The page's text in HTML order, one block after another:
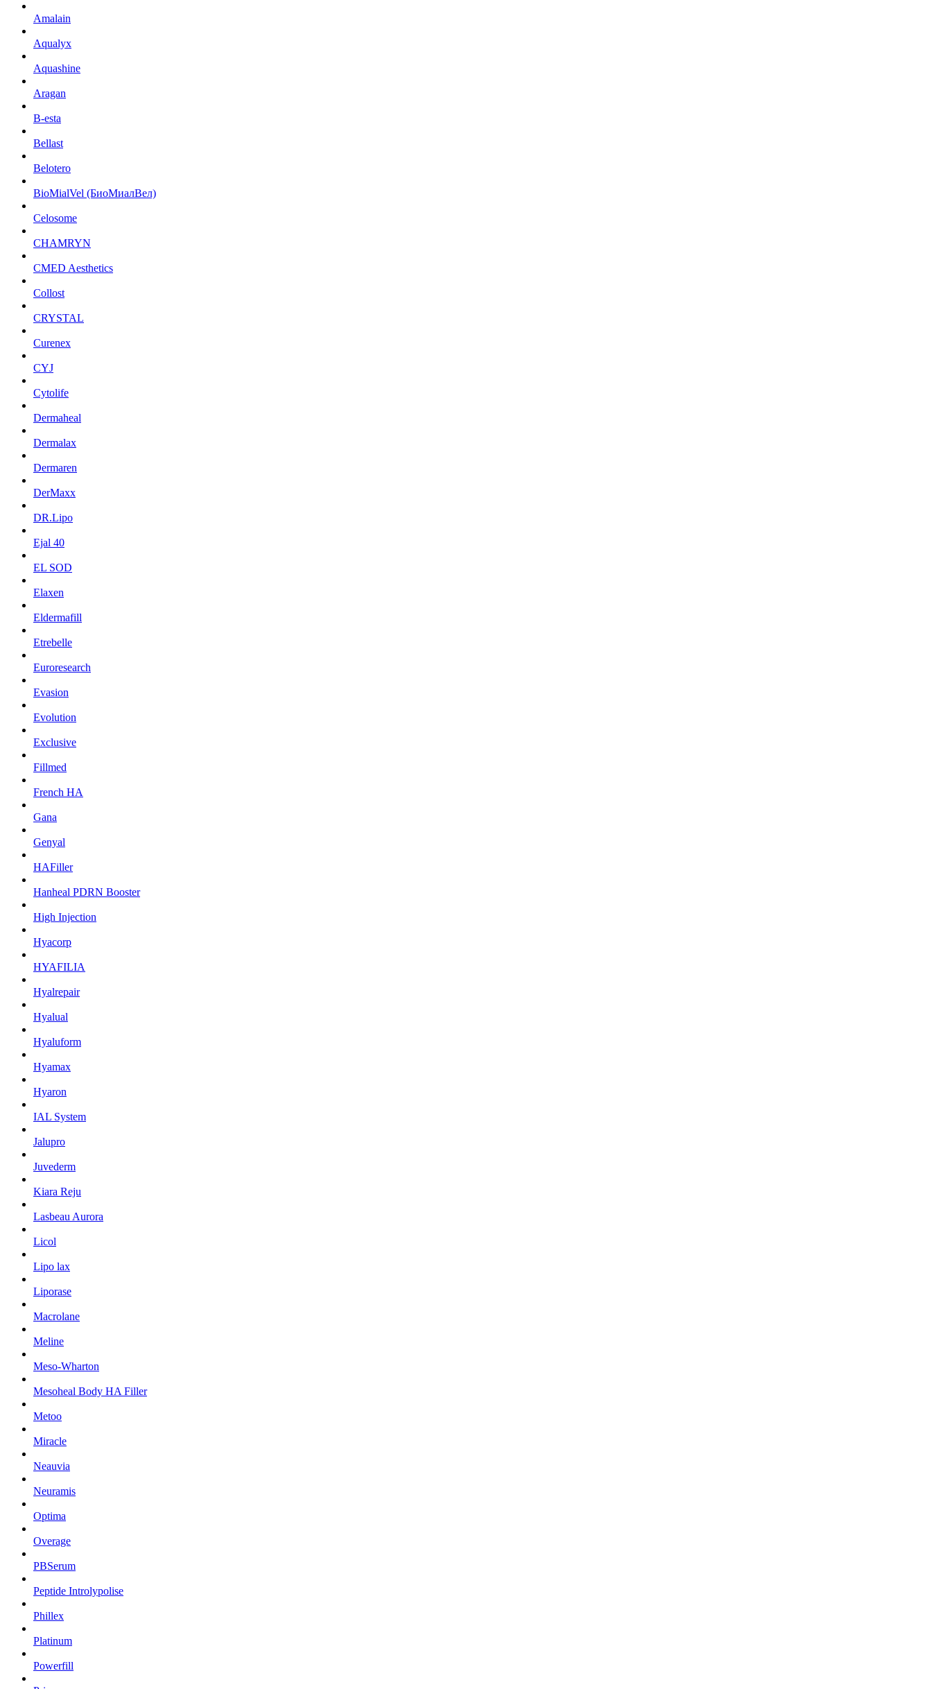
Amalain
Aqualyx
Aquashine
Aragan
B-esta
Bellast
Belotero
BioMialVel (БиоМиалВел)
Celosome
CHAMRYN
CMED Aesthetics
Collost
CRYSTAL
Curenex
CYJ
Cytolife
Dermaheal
Dermalax
Dermaren
DerMaxx
DR.Lipo
Ejal 40
EL SOD
Elaxen
Eldermafill
Etrebelle
Euroresearch
Evasion
Evolution
Exclusive
Fillmed
French HA
Gana
Genyal
HAFiller
Hanheal PDRN Booster
High Injection
Hyacorp
HYAFILIA
Hyalrepair
Hyalual
Hyaluform
Hyamax
Hyaron
IAL System
Jalupro
Juvederm
Kiara Reju
Lasbeau Aurora
Licol
Lipo lax
Liporase
Macrolane
Meline
Meso-Wharton
Mesoheal Body HA Filler
Metoo
Miracle
Neauvia
Neuramis
Optima
Overage
PBSerum
Peptide Introlypolise
Phillex
Platinum
Powerfill